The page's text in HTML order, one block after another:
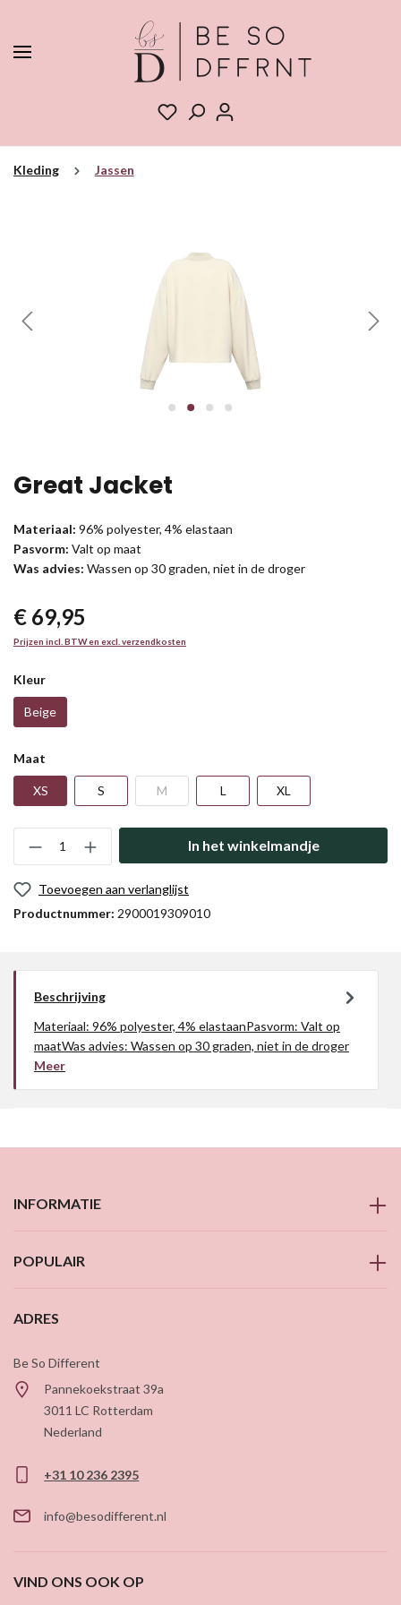
Kleding Jassen
Great Jacket
Materiaal: 96% polyester, 4% elastaan
Pasvorm: Valt op maat
Was advies: Wassen op 30 graden, niet in de droger
€ 69,95
Prijzen incl. BTW en excl. verzendkosten
Kleur
Beige
Maat
XS S M L XL
In het winkelmandje
Toevoegen aan verlanglijst
Productnummer: 2900019309010
Beschrijving
Materiaal: 96% polyester, 4% elastaanPasvorm: Valt op
maatWas advies: Wassen op 30 graden, niet in de droger
Meer
INFORMATIE
POPULAIR
ADRES
Be So Different
Pannekoekstraat 39a
3011 LC Rotterdam
Nederland
+31 10 236 2395
info@besodifferent.nl
VIND ONS OOK OP